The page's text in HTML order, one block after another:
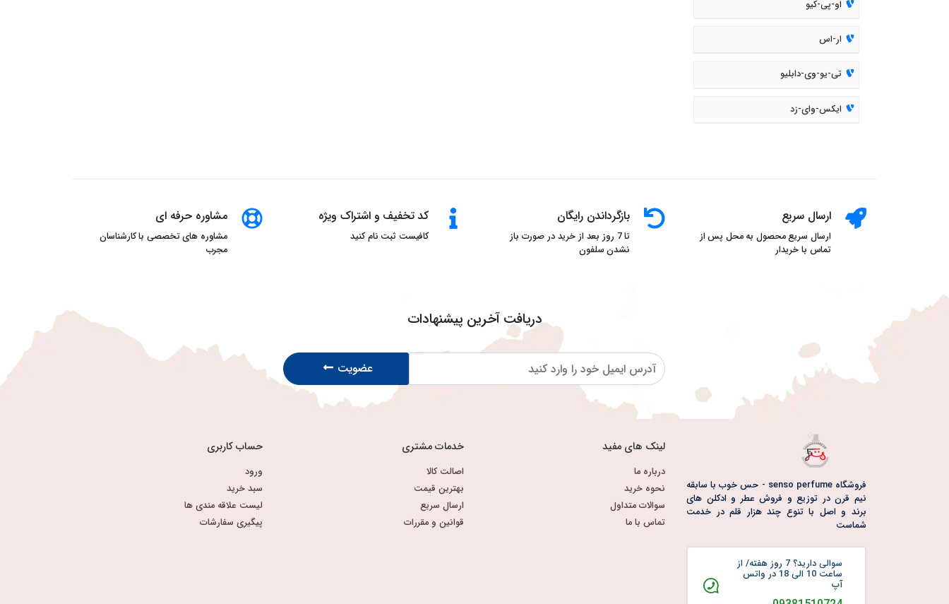
او-پی-کیو
ار-اس
تی-یو-وی-دابلیو
ایکس-وای-زد
ارسال سریع
ارسال سریع محصول به محل پس از
تماس با خریدار
بازگرداندن رایگان
تا 7 روز بعد از خرید در صورت باز
نشدن سلفون
کد تخفیف و اشتراک ویژه
کافیست ثبت نام کنید
مشاوره حرفه ای
مشاوره های تخصصی با کارشناسان
مجرب
دریافت آخرین پیشنهادات
عضویت
فروشگاه senso perfume - حس خوب با سابقه
نیم قرن در توزیع و فروش عطر و ادکلن های
برند و اصل با تنوع چند هزار قلم در خدمت
شماست
سوالی دارید؟ 7 روز هفته/ از
ساعت 10 الی 18 در واتس
آپ
لینک های مفید
درباره ما
نحوه خرید
سوالات متداول
تماس با ما
خدمات مشتری
اصالت کالا
بهترین قیمت
ارسال سریع
قوانین و مقررات
حساب کاربری
ورود
سبد خرید
لیست علاقه مندی ها
پیگیری سفارشات